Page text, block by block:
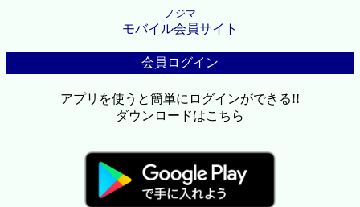
ノジマ
モバイル会員サイト
会員ログイン
アプリを使うと簡単にログインができる!!
ダウンロードはこちら